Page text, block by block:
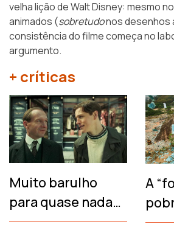
velha lição deWalt Disney: mesmo
animados (sobretudonos desenhos
consistência do filme começa no
argumento.
+ críticas
Muito barulho
para quase nada…
A